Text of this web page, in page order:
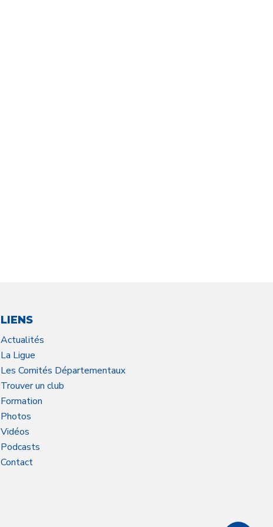
LIENS
Actualités
La Ligue
Les Comités Départementaux
Trouver un club
Formation
Photos
Vidéos
Podcasts
Contact